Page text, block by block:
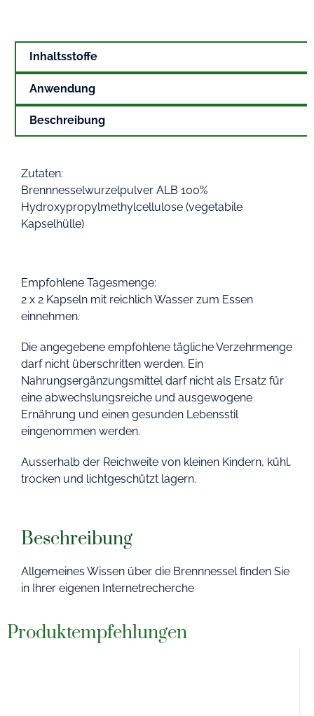
Inhaltsstoffe
Anwendung
Beschreibung
Zutaten:
Brennnesselwurzelpulver ALB 100%
Hydroxypropylmethylcellulose (vegetabile
Kapselhülle)
Empfohlene Tagesmenge:
2 x 2 Kapseln mit reichlich Wasser zum Essen
einnehmen.
Die angegebene empfohlene tägliche Verzehrmenge
darf nicht überschritten werden. Ein
Nahrungsergänzungsmittel darf nicht als Ersatz für
eine abwechslungsreiche und ausgewogene
Ernährung und einen gesunden Lebensstil
eingenommen werden.
Ausserhalb der Reichweite von kleinen Kindern, kühl,
trocken und lichtgeschützt lagern.
Beschreibung
Allgemeines Wissen über die Brennnessel finden Sie
in Ihrer eigenen Internetrecherche
Produktempfehlungen